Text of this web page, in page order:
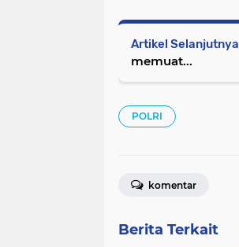
Artikel Selanjutnya
memuat...
POLRI
komentar
Berita Terkait